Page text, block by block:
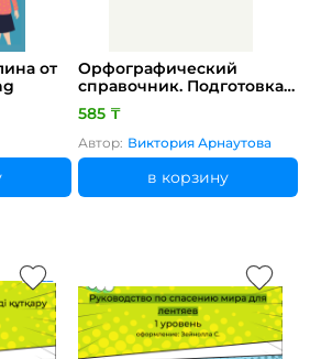
от
Орфографический
справочник. Подготовка к
ОГЭ по русскому языку.
585 ₸
Автор: Виктория Арнаутова
в корзину